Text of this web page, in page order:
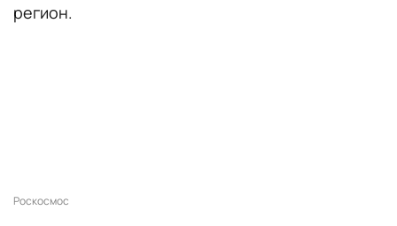
регион.
Роскосмос